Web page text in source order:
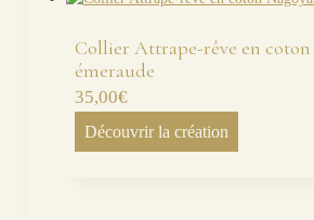
Collier Attrape-rêve en coton
émeraude
35,00€
Découvrir la création